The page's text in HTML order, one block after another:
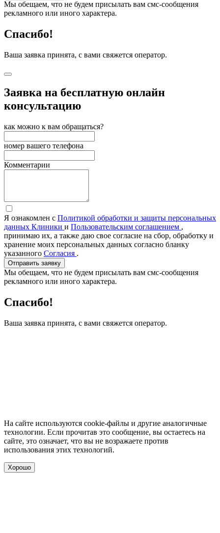
Мы обещаем, что не будем присылать вам смс-сообщения
рекламного или иного характера.
Спасибо!
Ваша заявка принята, с вами свяжется оператор.
Заявка на бесплатную онлайн
консультацию
как можно к вам обращаться?
номер вашего телефона
Комментарии
Я ознакомлен с Политикой обработки и защиты персональных
данных Клиники и Пользовательским соглашением ,
принимаю их, а также даю свое согласие на сбор, обработку и
хранение моих персональных данных согласно бланку
указанного Согласия .
Отправить заявку
Мы обещаем, что не будем присылать вам смс-сообщения
рекламного или иного характера.
Спасибо!
Ваша заявка принята, с вами свяжется оператор.
На сайте используются cookie-файлы и другие аналогичные
технологии. Если прочитав это сообщение, вы остаетесь на
сайте, это означает, что вы не возражаете против
использования этих технологий.
Хорошо